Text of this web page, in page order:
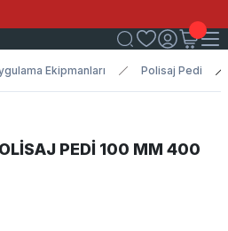
Ekipmanları Polisaj Pedi
PEDİ 100 MM 400